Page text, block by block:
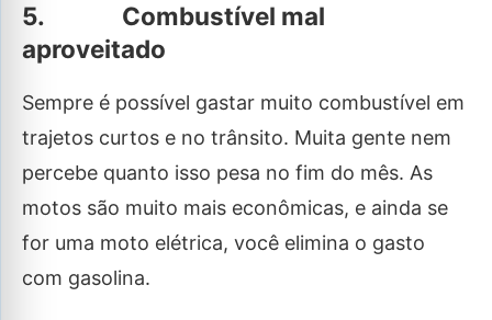
5. Combustível mal
aproveitado
Sempre é possível gastar muito combustível em
trajetos curtos e no trânsito. Muita gente nem
percebe quanto isso pesa no fim do mês. As
motos são muito mais econômicas, e ainda se
for uma moto elétrica, você elimina o gasto
com gasolina.